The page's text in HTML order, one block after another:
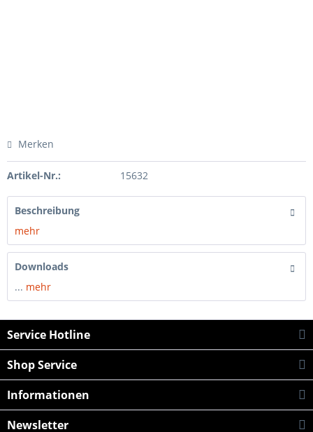
Merken
Artikel-Nr.: 15632
Beschreibung
mehr
Downloads
... mehr
Service Hotline
Shop Service
Informationen
Newsletter